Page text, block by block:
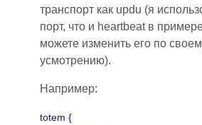
транспорт как updu (я
порт, что и heartbeat в
можете изменить его по
усмотрению).
Например:
totem {